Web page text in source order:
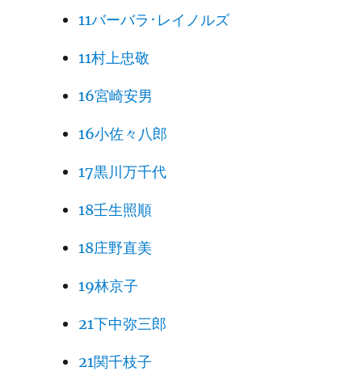
11バーバラ･レイノルズ
11村上忠敬
16宮崎安男
16小佐々八郎
17黒川万千代
18壬生照順
18庄野直美
19林京子
21下中弥三郎
21関千枝子